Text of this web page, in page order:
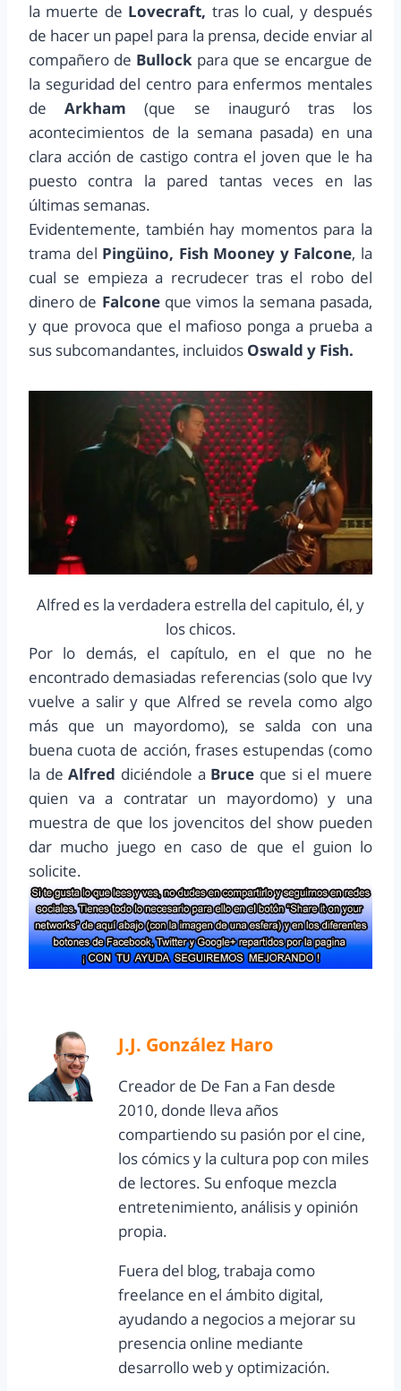
la muerte de Lovecraft, tras lo cual, y después
de hacer un papel para la prensa, decide enviar al
compañero de Bullock para que se encargue de
la seguridad del centro para enfermos mentales
deArkham (que se inauguró tras los
acontecimientos de la semana pasada) en una
clara acción de castigo contra el joven que le ha
puesto contra la pared tantas veces en las
últimas semanas.
Evidentemente, también hay momentos para la
trama del Pingüino, Fish Mooney y Falcone, la
cual se empieza a recrudecer tras el robo del
dinero de Falconeque vimos la semana pasada,
y que provoca que el mafioso ponga a prueba a
sus subcomandantes, incluidos Oswald y Fish.
Alfred es la verdadera estrella del capitulo, él, y
los chicos.
Por lo demás, el capítulo, en el que no he
encontrado demasiadas referencias (solo que Ivy
vuelve a salir y que Alfred se revela como algo
más que un mayordomo), se salda con una
buena cuota de acción, frases estupendas (como
la deAlfred diciéndole a Bruce que si el muere
quien va a contratar un mayordomo) y una
muestra de que los jovencitos del show pueden
dar mucho juego en caso de que el guion lo
solicite.
J.J. González Haro
Creador de De Fan a Fan desde
2010, donde lleva años
compartiendo su pasión por el cine,
los cómics y la cultura pop con miles
de lectores. Su enfoque mezcla
entretenimiento, análisis y opinión
propia.
Fuera del blog, trabaja como
freelance en el ámbito digital,
ayudando a negocios a mejorar su
presencia online mediante
desarrollo web y optimización.